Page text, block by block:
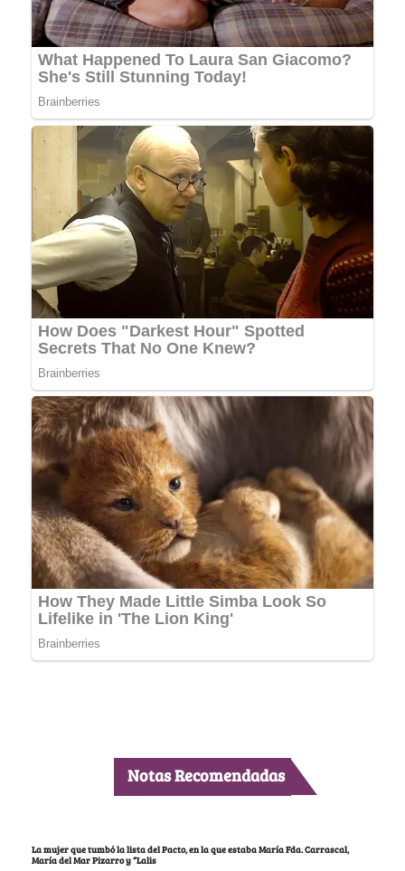
Notas Recomendadas
La mujer que tumbó la lista del Pacto, en la que estaba María Fda. Carrascal,
María del Mar Pizarro y “Lalis